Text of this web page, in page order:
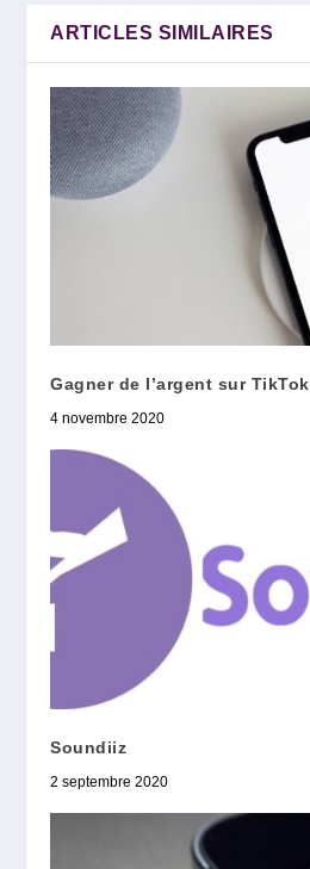
ARTICLES SIMILAIRES
Gagner de l’argent sur TikTok
4 novembre 2020
Soundiiz
2 septembre 2020